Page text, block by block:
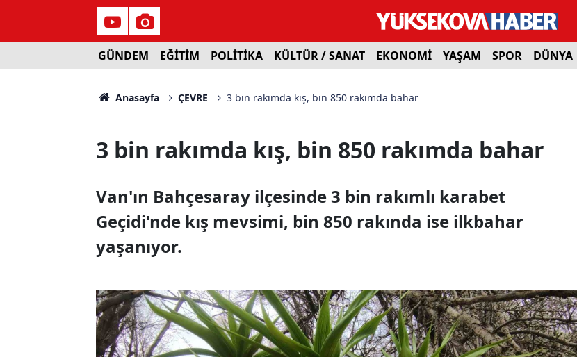
GÜNDEM EĞİTİM POLİTİKA KÜLTÜR / SANAT EKONOMİ YAŞAM SPOR DÜNYA
Anasayfa ÇEVRE 3 bin rakımda kış, bin 850 rakımda bahar
3 bin rakımda kış, bin 850 rakımda bahar
Van'ın Bahçesaray ilçesinde 3 bin rakımlı karabet
Geçidi'nde kış mevsimi, bin 850 rakında ise ilkbahar
yaşanıyor.